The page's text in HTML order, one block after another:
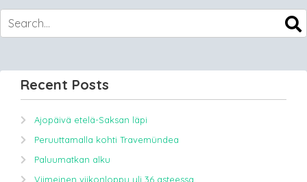
Recent Posts
Ajopäivä etelä-Saksan läpi
Peruuttamalla kohti Travemündea
Paluumatkan alku
Viimeinen viikonloppu yli 36 asteessa.